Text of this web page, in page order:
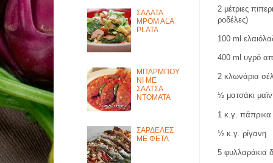
2 μέτριες
ροδέλες)
100 ml
400 ml υγρό
2 κλωνάρια
½ ματσάκι
1 κ.γ. πάπρικα
½ κ.γ. ρίγανη
5 φυλλαράκια
ΣΑΛΑΤΑ
MPOM ALA
PLATA
ΜΠΑΡΜΠΟΥ
ΝΙ ΜΕ
ΣΑΛΤΣΑ
ΝΤΟΜΑΤΑ
ΣΑΡΔΕΛΕΣ
ΜΕ ΦΕΤΑ